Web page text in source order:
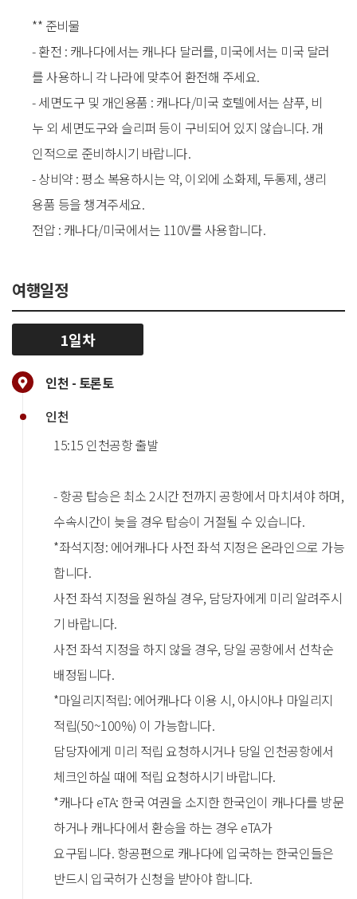
** 준비물
- 환전 : 캐나다에서는 캐나다 달러를, 미국에서는 미국 달러
를 사용하니 각 나라에 맞추어 환전해 주세요.
- 세면도구 및 개인용품 : 캐나다/미국 호텔에서는 샴푸, 비
누 외 세면도구와 슬리퍼 등이 구비되어 있지 않습니다. 개
인적으로 준비하시기 바랍니다.
- 상비약 : 평소 복용하시는 약, 이외에 소화제, 두통제, 생리
용품 등을 챙겨주세요.
전압 : 캐나다/미국에서는 110V를 사용합니다.
여행일정
1일차
인천 - 토론토
인천
15:15 인천공항 출발
- 항공 탑승은 최소 2시간 전까지 공항에서 마치셔야 하며,
수속시간이 늦을 경우 탑승이 거절될 수 있습니다.
*좌석지정: 에어캐나다 사전 좌석 지정은 온라인으로 가능
합니다.
사전 좌석 지정을 원하실 경우, 담당자에게 미리 알려주시
기 바랍니다.
사전 좌석 지정을 하지 않을 경우, 당일 공항에서 선착순
배정됩니다.
*마일리지적립: 에어캐나다 이용 시, 아시아나 마일리지
적립(50~100%) 이 가능합니다.
담당자에게 미리 적립 요청하시거나 당일 인천공항에서
체크인하실 때에 적립 요청하시기 바랍니다.
*캐나다 eTA: 한국 여권을 소지한 한국인이 캐나다를 방문
하거나 캐나다에서 환승을 하는 경우 eTA가
요구됩니다. 항공편으로 캐나다에 입국하는 한국인들은
반드시 입국허가 신청을 받아야 합니다.